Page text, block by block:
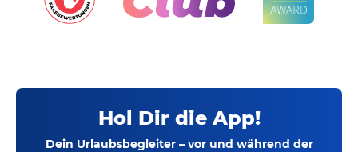
Hol Dir die App!
Dein Urlaubsbegleiter – vor und während der